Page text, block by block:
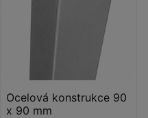
Ocelová konstrukce 90
x 90 mm